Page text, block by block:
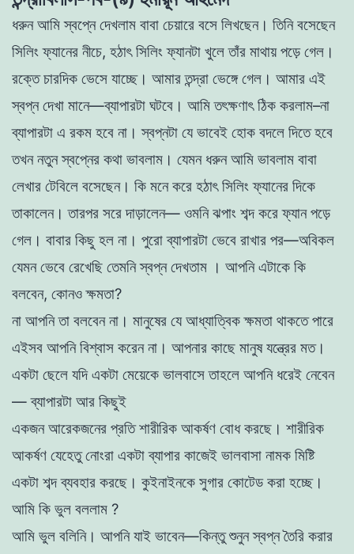
ধরুন আমি স্বপ্নে দেখলাম বাবা চেয়ারে বসে লিখছেন। তিনি বসেছেন
সিলিংফ্যানের নীচে, হঠাৎ সিলিং ফ্যানটা খুলে তাঁর মাথায় পড়ে গেল।
রক্তে চারদিক ভেসে যাচ্ছে। আমার তন্দ্রা ভেঙ্গে গেল। আমার এই
স্বপ্ন দেখা মানে—ব্যাপারটা ঘটবে। আমি তৎক্ষণাৎ ঠিক করলাম–না
ব্যাপারটা এ রকম হবে না। স্বপ্নটা যেভাবেই হােক বদলে দিতে হবে
তখন নতুন স্বপ্নের কথা ভাবলাম। যেমন ধরুন আমি ভাবলাম বাবা
লেখার টেবিলে বসেছেন। কি মনে করে হঠাৎ সিলিং ফ্যানের দিকে
তাকালেন। তারপর সরে দাড়ালেন— ওমনি ঝপাং শব্দ করে ফ্যান পড়ে
গেল। বাবার কিছু হল না। পুরাে ব্যাপারটা ভেবে রাখার পর—অবিকল
যেমন ভেবে রেখেছি তেমনি স্বপ্ন দেখতাম । আপনি এটাকে কি
বলবেন, কোনও ক্ষমতা?
না আপনি তা বলবেন না। মানুষের যে আধ্যাত্বিক ক্ষমতা থাকতে পারে
এইসব আপনি বিশ্বাস করেন না। আপনার কাছে মানুষ যন্ত্রের মত।
একটা ছেলে যদি একটা মেয়েকে ভালবাসে তাহলে আপনি ধরেই নেবেন
— ব্যাপারটা আর কিছুই
একজন আরেকজনের প্রতি শারীরিক আকর্ষণ বােধ করছে। শারীরিক
আকর্ষণ যেহেতু নােংরা একটা ব্যাপার কাজেই ভালবাসা নামক মিষ্টি
একটা শব্দ ব্যবহার করছে। কুইনাইনকে সুগার কোটেড করা হচ্ছে।
আমি কি ভুল বললাম ?
আমি ভুল বলিনি। আপনি যাই ভাবেন—কিন্তু শুনুন স্বপ্ন তৈরি করার